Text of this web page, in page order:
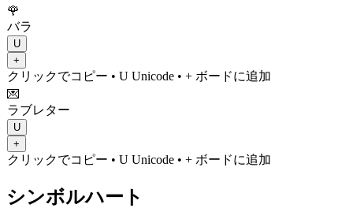
🌹
バラ
U
+
クリックでコピー • U Unicode • + ボードに追加
💌
ラブレター
U
+
クリックでコピー • U Unicode • + ボードに追加
シンボルハート